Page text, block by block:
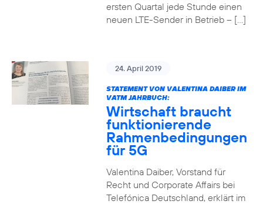
ersten Quartal jede Stunde einen
neuen LTE-Sender in Betrieb – […]
24. April 2019
STATEMENT VON VALENTINA DAIBER IM
VATM JAHRBUCH:
Wirtschaft braucht
funktionierende
Rahmenbedingungen
für 5G
Valentina Daiber, Vorstand für
Recht und Corporate Affairs bei
Telefónica Deutschland, erklärt im